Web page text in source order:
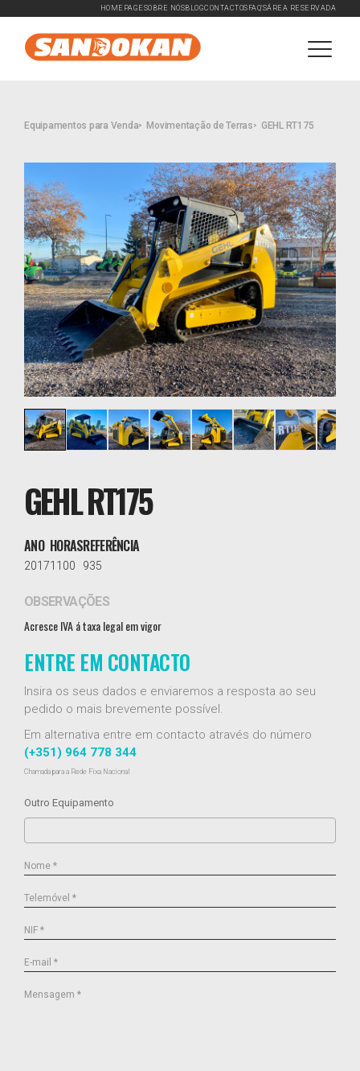
HOMEPAGE SOBRE NÓSBLOGCONTACTOS FAQ'SÁREA RESERVADA
Equipamentos para Venda Movimentação de Terras GEHL RT175
GEHL RT175
ANO
2017
HORAS
1100
REFERÊNCIA
935
OBSERVAÇÕES
Acresce IVA á taxa legal em vigor
ENTRE EM CONTACTO
Insira os seus dados e enviaremos a resposta ao seu
pedido o mais brevemente possível.
Em alternativa entre em contacto através do número
(+351) 964 778 344
Chamada para a Rede Fixa Nacional
Outro Equipamento
Nome *
Telemóvel *
NIF *
E-mail *
Mensagem *